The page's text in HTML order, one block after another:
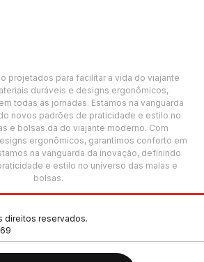
projetados para facilitar a vida do viajante
duráveis e designs ergonômicos,
todas as jornadas. Estamos na vanguarda
novos padrões de praticidade e estilo no
e bolsas.da do viajante moderno. Com
ergonômicos, garantimos conforto em
na vanguarda da inovação, definindo
e estilo no universo das malas e
bolsas.
direitos reservados.